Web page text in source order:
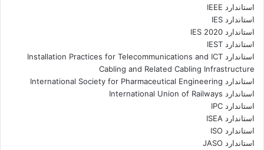
استاندارد IEEE
استاندارد IES
استاندارد IES 2020
استاندارد IEST
استاندارد Installation Practices for Telecommunications and ICT
Cabling and Related Cabling Infrastructure
استاندارد International Society for Pharmaceutical Engineering
استاندارد International Union of Railways
استاندارد IPC
استاندارد ISEA
استاندارد ISO
استاندارد JASO